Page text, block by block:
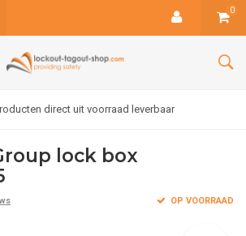
0
direct uit voorraad leverbaar
lock box
OP VOORRAAD